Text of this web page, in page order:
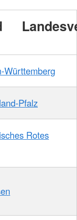
Württemberg
Pfalz
Rotes